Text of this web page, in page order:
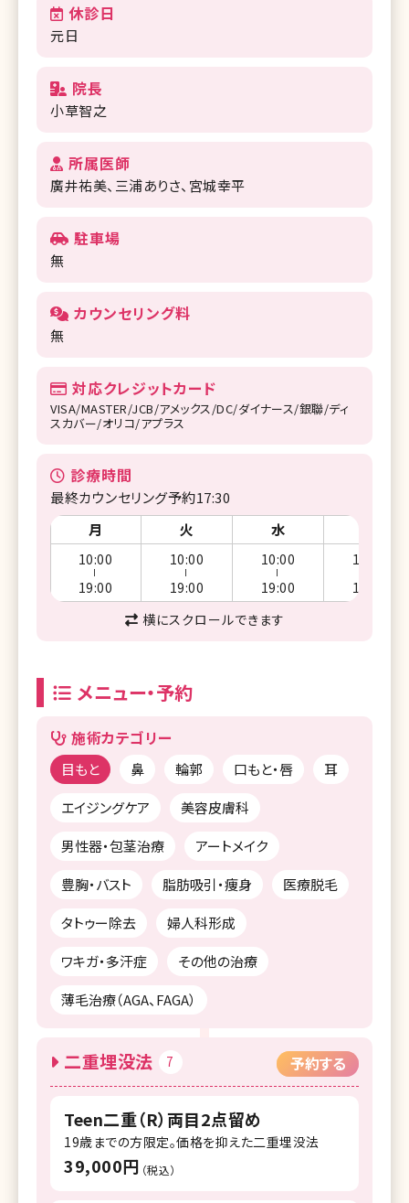
休診日
元日
院長
小草智之
所属医師
廣井祐美 三浦ありさ 宮城幸平
駐車場
無
カウンセリング料
無
対応クレジットカード
VISA/MASTER/JCB/アメックス/DC/ダイナース/銀聯/ディ
スカバー/オリコ/アプラス
診療時間
最終カウンセリング予約17:30
月
火 水
10:00
19:00
10:00
19:00
10:00
19:00
10:00
19:00
横にスクロールできます
メニュー・予約
施術カテゴリー
目もと 鼻 輪郭 口もと・唇
耳
エイジングケア
美容皮膚科
男性器・包茎治療
アートメイク
豊胸・バスト
脂肪吸引・痩身
医療脱毛
タトゥー除去
婦人科形成
ワキガ・多汗症
その他の治療
薄毛治療（AGA、FAGA）
二重埋没法 7 予約する
Teen二重（R）両目2点留め
19歳までの方限定。価格を抑えた二重埋没法
39,000円 （税込）